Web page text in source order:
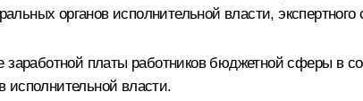
органов исполнительной власти,
платы работников бюджетной сферы в
исполнительной власти.